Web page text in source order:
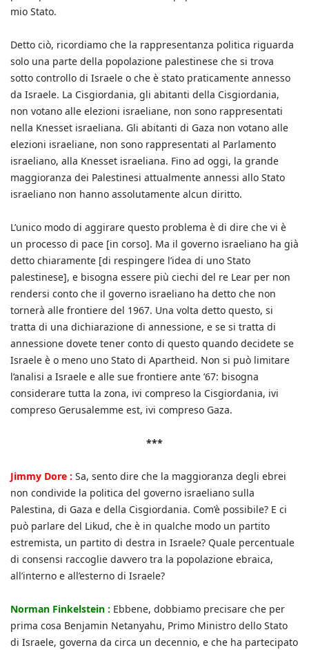
mio Stato.
Detto ciò, ricordiamo che la rappresentanza politica riguarda
solo una parte della popolazione palestinese che si trova
sotto controllo di Israele o che è stato praticamente annesso
da Israele. La Cisgiordania, gli abitanti della Cisgiordania,
non votano alle elezioni israeliane, non sono rappresentati
nella Knesset israeliana. Gli abitanti di Gaza non votano alle
elezioni israeliane, non sono rappresentati al Parlamento
israeliano, alla Knesset israeliana. Fino ad oggi, la grande
maggioranza dei Palestinesi attualmente annessi allo Stato
israeliano non hanno assolutamente alcun diritto.
L’unico modo di aggirare questo problema è di dire che vi è
un processo di pace [in corso]. Ma il governo israeliano ha già
detto chiaramente [di respingere l’idea di uno Stato
palestinese], e bisogna essere più ciechi del re Lear per non
rendersi conto che il governo israeliano ha detto che non
tornerà alle frontiere del 1967. Una volta detto questo, si
tratta di una dichiarazione di annessione, e se si tratta di
annessione dovete tener conto di questo quando decidete se
Israele è o meno uno Stato di Apartheid. Non si può limitare
l’analisi a Israele e alle sue frontiere ante ’67: bisogna
considerare tutta la zona, ivi compreso la Cisgiordania, ivi
compreso Gerusalemme est, ivi compreso Gaza.
***
Jimmy Dore : Sa, sento dire che la maggioranza degli ebrei
non condivide la politica del governo israeliano sulla
Palestina, di Gaza e della Cisgiordania. Com’è possibile? E ci
può parlare del Likud, che è in qualche modo un partito
estremista, un partito di destra in Israele? Quale percentuale
di consensi raccoglie davvero tra la popolazione ebraica,
all’interno e all’esterno di Israele?
Norman Finkelstein : Ebbene, dobbiamo precisare che per
prima cosa Benjamin Netanyahu, Primo Ministro dello Stato
di Israele, governa da circa un decennio, e che ha partecipato